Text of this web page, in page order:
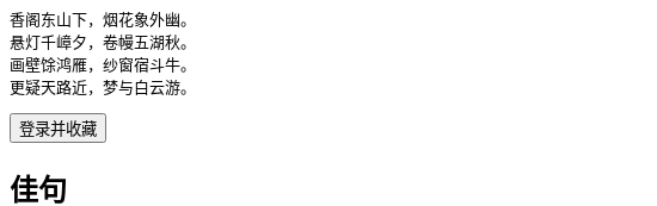
香阁东山下，烟花象外幽。
悬灯千嶂夕，卷幔五湖秋。
画壁馀鸿雁，纱窗宿斗牛。
更疑天路近，梦与白云游。
登录并收藏
佳句